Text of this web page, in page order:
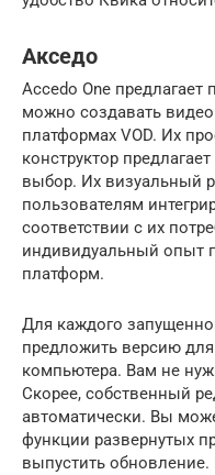
Акседо
Accedo One предлагает
можно создавать
платформах VOD. Их
конструктор
выбор. Их визуальный
пользователям
соответствии с их
индивидуальный опыт
платформ.
Для каждого
предложить версию
компьютера. Вам не
Скорее, собственный
автоматически. Вы
функции развернутых
выпустить